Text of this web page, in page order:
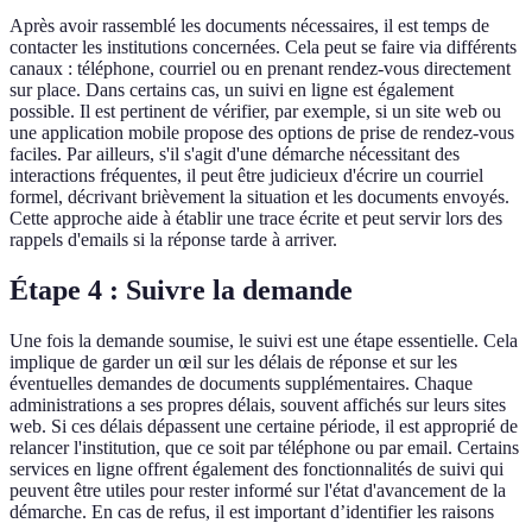
Après avoir rassemblé les documents nécessaires, il est temps de
contacter les institutions concernées. Cela peut se faire via différents
canaux : téléphone, courriel ou en prenant rendez-vous directement
sur place. Dans certains cas, un suivi en ligne est également
possible. Il est pertinent de vérifier, par exemple, si un site web ou
une application mobile propose des options de prise de rendez-vous
faciles. Par ailleurs, s'il s'agit d'une démarche nécessitant des
interactions fréquentes, il peut être judicieux d'écrire un courriel
formel, décrivant brièvement la situation et les documents envoyés.
Cette approche aide à établir une trace écrite et peut servir lors des
rappels d'emails si la réponse tarde à arriver.
Étape 4 : Suivre la demande
Une fois la demande soumise, le suivi est une étape essentielle. Cela
implique de garder un œil sur les délais de réponse et sur les
éventuelles demandes de documents supplémentaires. Chaque
administrations a ses propres délais, souvent affichés sur leurs sites
web. Si ces délais dépassent une certaine période, il est approprié de
relancer l'institution, que ce soit par téléphone ou par email. Certains
services en ligne offrent également des fonctionnalités de suivi qui
peuvent être utiles pour rester informé sur l'état d'avancement de la
démarche. En cas de refus, il est important d’identifier les raisons